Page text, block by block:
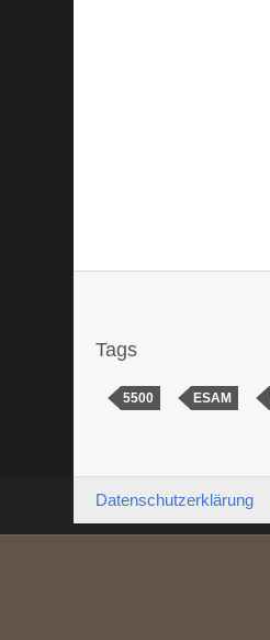
Tags
5500 ESAM
Datenschutzerklärung